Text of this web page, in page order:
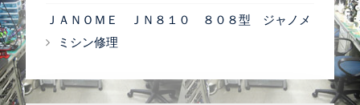
ＪＡＮＯＭＥ ＪＮ８１０ ８０８型 ジャノメ
ミシン修理